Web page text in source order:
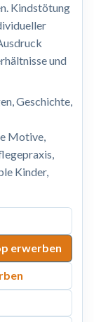
Kindstötung
und
Geschichte,
Motive,
Kinder,
erwerben